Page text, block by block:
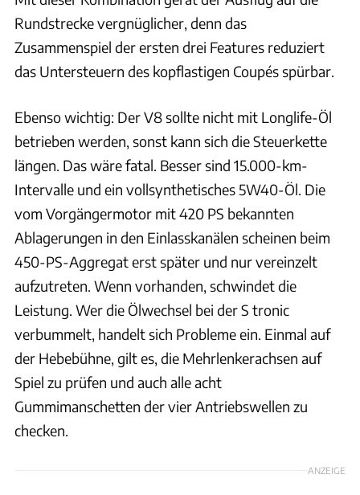
Rundstrecke vergnüglicher, denn das
Zusammenspiel der ersten drei Features reduziert
das Untersteuern des kopflastigen Coupés spürbar.
Ebenso wichtig: Der V8 sollte nicht mit Longlife-Öl
betrieben werden, sonst kann sich die Steuerkette
längen. Das wäre fatal. Besser sind 15.000-km-
Intervalle und ein vollsynthetisches 5W40-Öl. Die
vom Vorgängermotor mit 420 PS bekannten
Ablagerungen in den Einlasskanälen scheinen beim
450-PS-Aggregat erst später und nur vereinzelt
aufzutreten. Wenn vorhanden, schwindet die
Leistung. Wer die Ölwechsel bei der S tronic
verbummelt, handelt sich Probleme ein. Einmal auf
der Hebebühne, gilt es, die Mehrlenkerachsen auf
Spiel zu prüfen und auch alle acht
Gummimanschetten der vier Antriebswellen zu
checken.
ANZEIGE